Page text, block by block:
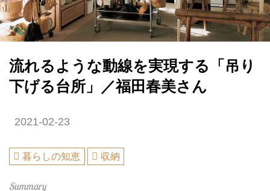
流れるような動線を実現する「吊り
下げる台所」／福田春美さん
2021-02-23
暮らしの知恵 収納